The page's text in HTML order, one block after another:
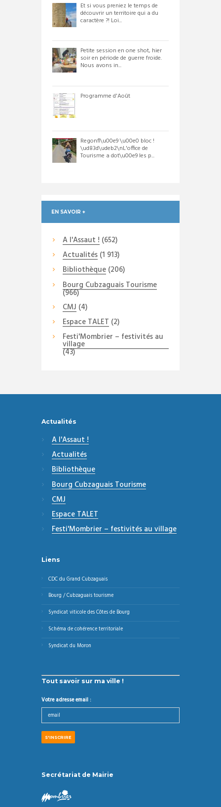
Et si vous preniez le temps de
découvrir un territoire qui a du
caractère ?! Loi...
Petite session en one shot, hier
soir en période de guerre froide.
Nous avons in...
Programme d'Août
Regonfl\u00e9 \u00e0 bloc !
\ud83d\udeb2\nL'office de
Tourisme a dot\u00e9 les p...
EN SAVOIR +
A l'Assaut ! (652)
Actualités(1 913)
Bibliothèque(206)
Bourg Cubzaguais Tourisme
(966)
CMJ (4)
Espace TALET (2)
Festi'Mombrier – festivités au
village
(43)
Actualités
A l'Assaut !
Actualités
Bibliothèque
Bourg Cubzaguais Tourisme
CMJ
Espace TALET
Festi'Mombrier – festivités au village
Liens
CDC du Grand Cubzaguais
Bourg / Cubzaguais tourisme
Syndicat viticole des Côtes de Bourg
Schéma de cohérence territoriale
Syndicat du Moron
Tout savoir sur ma ville !
Votre adresse email :
Secrétariat de Mairie